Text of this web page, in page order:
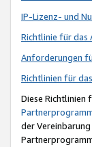
IP-Lizenz- und
Richtlinie für das
Anforderungen
Richtlinien für
Diese Richtlinien
der